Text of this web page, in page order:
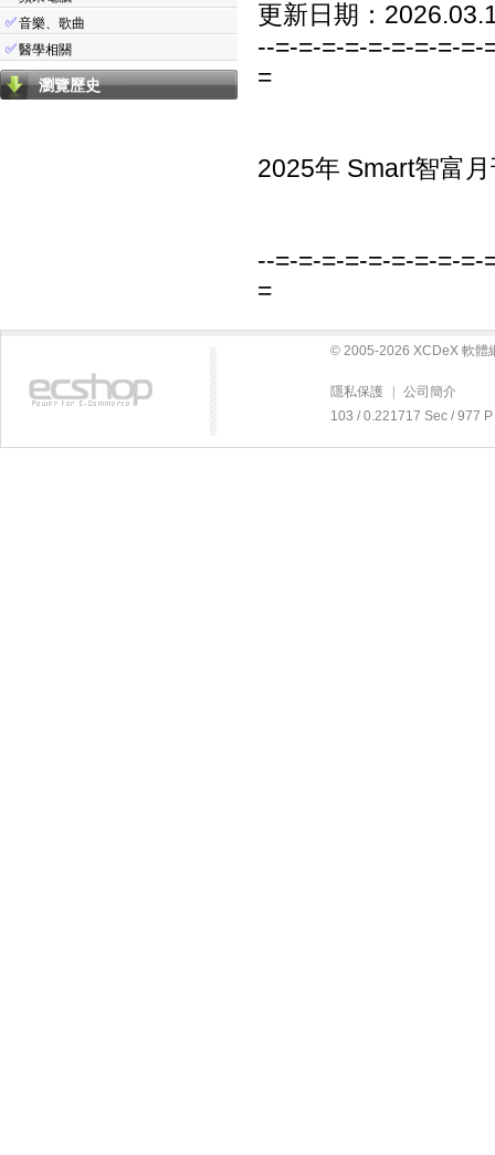
✅音樂、歌曲
✅醫學相關
瀏覽歷史
更新日期：
--=-=-=-=-=-=-=-=-=-
=
2025年 Smart智富
--=-=-=-=-=-=-=-=-=-
=
© 2005-2026 XCDeX 軟體
隱私保護
公司簡介
103 / 0.221717 Sec / 977